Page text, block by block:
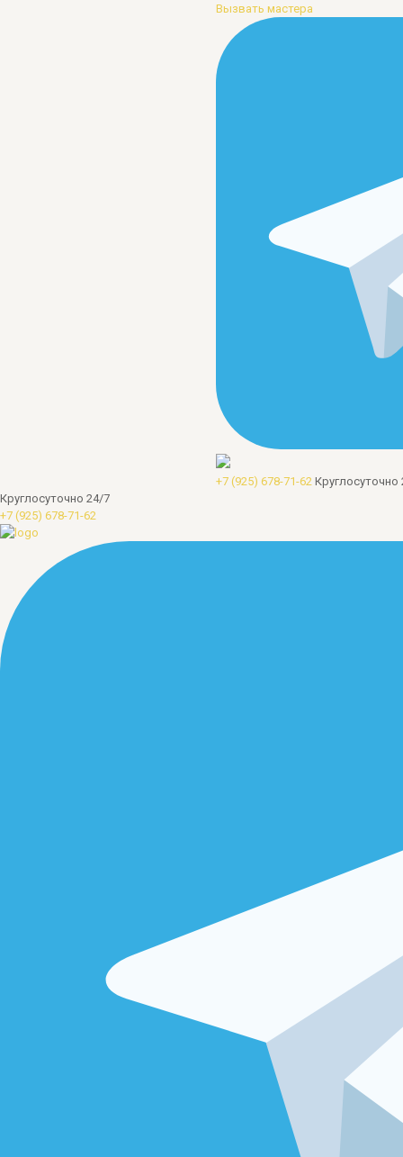
Вызвать мастера
+7 (925) 678-71-62 Круглосуточно
Круглосуточно 24/7
+7 (925) 678-71-62